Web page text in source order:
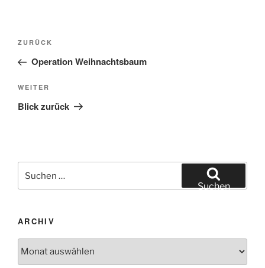
Beitragsnavigation
Vorheriger
Beitrag
ZURÜCK
Operation Weihnachtsbaum
Nächster
Beitrag
WEITER
Blick zurück
nach:
Suchen
ARCHIV
Archiv